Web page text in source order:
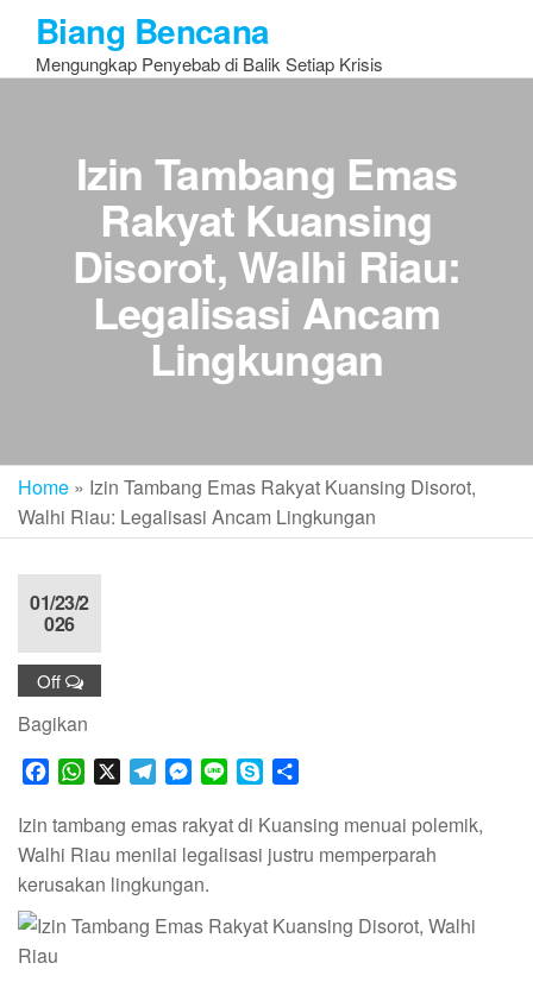
the
Biang Bencana
Mengungkap Penyebab di Balik Setiap Krisis
Izin Tambang Emas
Rakyat Kuansing
Disorot, Walhi Riau:
Legalisasi Ancam
Lingkungan
Home » Izin Tambang Emas Rakyat Kuansing Disorot,
Walhi Riau: Legalisasi Ancam Lingkungan
01/23/2
026
Off
Bagikan
c
e
b
o
k
W
a
t
s
p
l
e
g
a
M
s
s
e
g
n
e
y
p
a
r
Izin tambang emas rakyat di Kuansing menuai polemik,
Walhi Riau menilai legalisasi justru memperparah
kerusakan lingkungan.